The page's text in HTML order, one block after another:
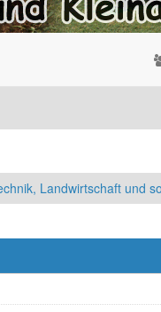
Landwirtschaft und